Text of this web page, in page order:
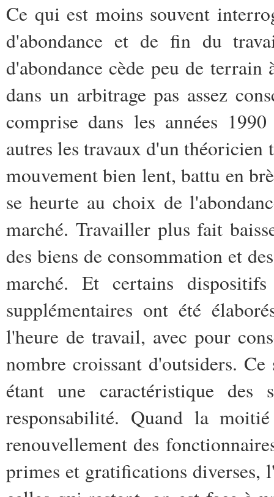
Ce qui est moins souvent
d'abondance et de fin du
d'abondance cède peu de
dans un arbitrage pas assez
comprise dans les années
autres les travaux d'un
mouvement bien lent, battu en
se heurte au choix de
marché. Travailler plus fait
des biens de consommation et
marché. Et certains
supplémentaires ont été
l'heure de travail, avec pour
nombre croissant d'outsiders.
étant une caractéristique des
responsabilité. Quand la
renouvellement des
primes et gratifications